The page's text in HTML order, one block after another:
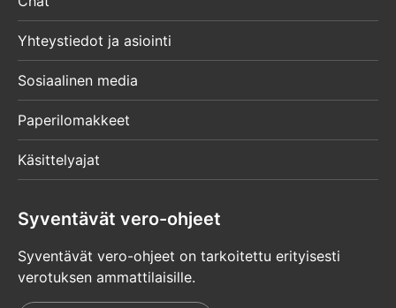
Yhteystiedot ja asiointi
Sosiaalinen media
Paperilomakkeet
Käsittelyajat
Syventävät vero-ohjeet
Syventävät vero-ohjeet on tarkoitettu erityisesti
verotuksen ammattilaisille.